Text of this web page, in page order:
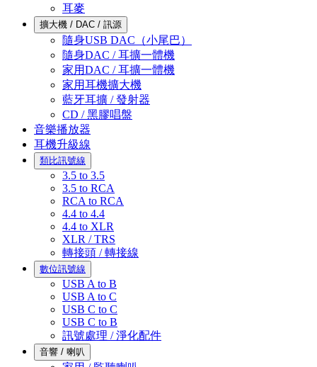
耳麥
擴大機 / DAC / 訊源
隨身USB DAC（小尾巴）
隨身DAC / 耳擴一體機
家用DAC / 耳擴一體機
家用耳機擴大機
藍牙耳擴 / 發射器
CD / 黑膠唱盤
音樂播放器
耳機升級線
類比訊號線
3.5 to 3.5
3.5 to RCA
RCA to RCA
4.4 to 4.4
4.4 to XLR
XLR / TRS
轉接頭 / 轉接線
數位訊號線
USB A to B
USB A to C
USB C to C
USB C to B
訊號處理 / 淨化配件
音響 / 喇叭